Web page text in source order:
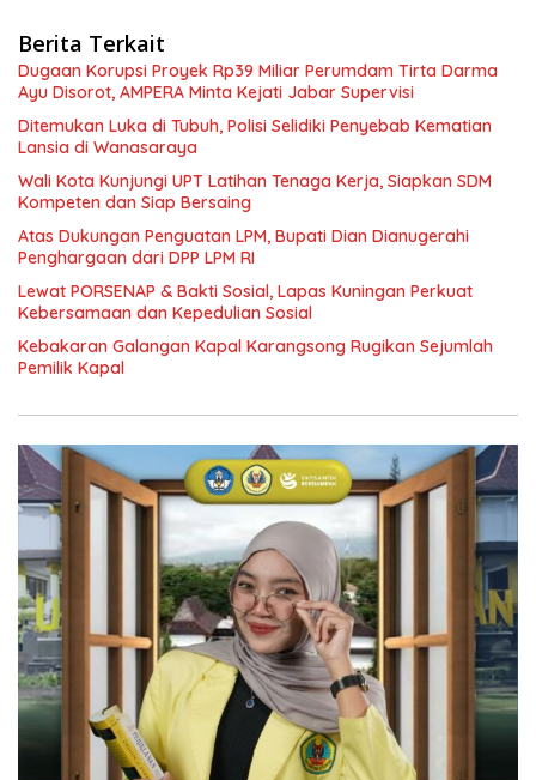
Berita Terkait
Dugaan Korupsi Proyek Rp39 Miliar Perumdam Tirta Darma
Ayu Disorot, AMPERA Minta Kejati Jabar Supervisi
Ditemukan Luka di Tubuh, Polisi Selidiki Penyebab Kematian
Lansia di Wanasaraya
Wali Kota Kunjungi UPT Latihan Tenaga Kerja, Siapkan SDM
Kompeten dan Siap Bersaing
Atas Dukungan Penguatan LPM, Bupati Dian Dianugerahi
Penghargaan dari DPP LPM RI
Lewat PORSENAP & Bakti Sosial, Lapas Kuningan Perkuat
Kebersamaan dan Kepedulian Sosial
Kebakaran Galangan Kapal Karangsong Rugikan Sejumlah
Pemilik Kapal